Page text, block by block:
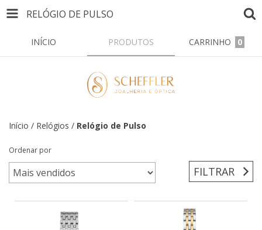
RELÓGIO DE PULSO
INÍCIO PRODUTOS CARRINHO 0
Início / Relógios / Relógio de Pulso
Ordenar por
FILTRAR